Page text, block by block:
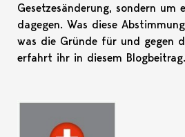
Gesetzesänderung, sondern um
dagegen. Was diese
was die Gründe für und gegen
erfahrt ihr in diesem Blogbeitrag.